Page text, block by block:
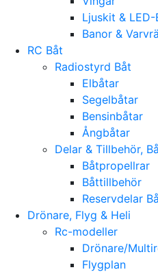
Ljuskit & LED-
Banor &
RC Båt
Radiostyrd Båt
Elbåtar
Segelbåtar
Bensinbåtar
Ångbåtar
Delar & Tillbehör,
Båtpropellrar
Båttillbehör
Reservdelar
Drönare, Flyg & Heli
Rc-modeller
Drönare/
Flygplan